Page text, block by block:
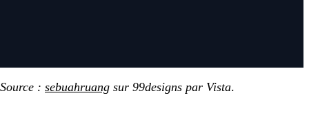
Source : sebuahruang sur 99designs par Vista.